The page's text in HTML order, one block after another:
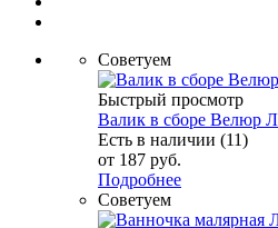
Советуем
Быстрый просмотр
Валик в сборе Велюр
Есть в наличии (11)
от 187 руб.
Подробнее
Советуем